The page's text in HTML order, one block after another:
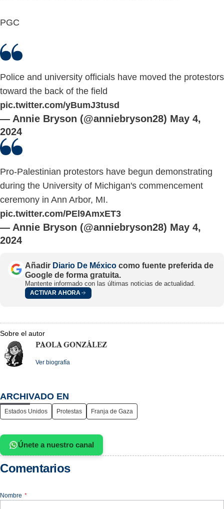
PGC
Police and university officials have moved the protestors
toward the back of the field
pic.twitter.com/yBumJ3tusd
— Annie Bryson (@anniebryson28) May 4,
2024
Pro-Palestinian protestors have begun demonstrating
during the University of Michigan's commencement
ceremony in Ann Arbor, MI.
pic.twitter.com/PEl9AmxET3
— Annie Bryson (@anniebryson28) May 4,
2024
Añadir Diario De México como fuente preferida de
Google de forma gratuita.
Mantente informado con las últimas noticias de actualidad.
ACTIVAR AHORA
Sobre el autor
PAOLA GONZÁLEZ
Ver biografía
ARCHIVADO EN
Estados Unidos Protestas Franja de Gaza
Únete a nuestro canal
Comentarios
Nombre *